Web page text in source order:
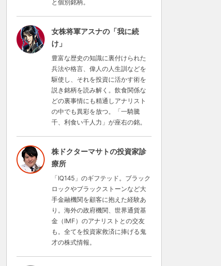
と個別銘柄。
女株将軍アスナの「我に続
け」
豊富な歴史の知識に裏付けられた
兵法や格言、偉人の人生訓などを
駆使し、それを投資に活かす術を
説き銘柄を読み解く。飲食関係な
どの裏事情にも精通しアナリスト
の中でも異彩を放つ。「一騎騰
千、利食い千人力」が座右の銘。
株ドクターマサトの投資家診
療所
「IQ145」のギフテッド。ブラック
ロックやブラックストーンなど大
手金融機関を顧客に抱えた経験あ
り。海外の政府機関、世界通貨基
金（IMF）のアナリストとの交友
も。全てを投資家救済に捧げる鬼
才の株式情報。